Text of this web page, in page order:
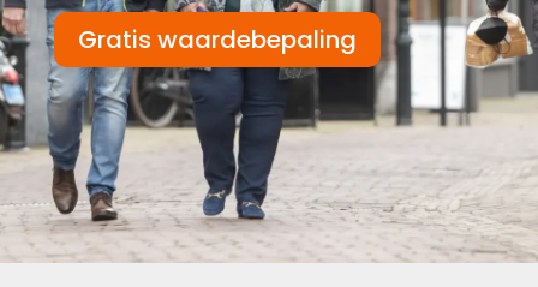
Gratis waardebepaling